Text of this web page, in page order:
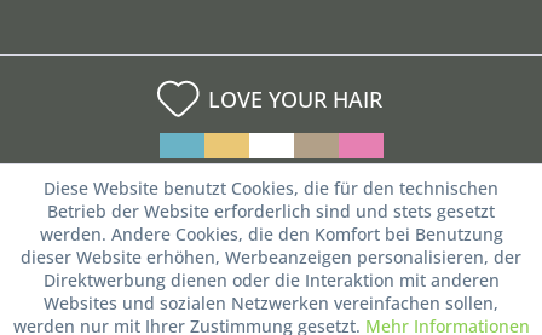
LOVE YOUR HAIR
Diese Website benutzt Cookies, die für den technischen
Betrieb der Website erforderlich sind und stets gesetzt
werden. Andere Cookies, die den Komfort bei Benutzung
dieser Website erhöhen, Werbeanzeigen personalisieren, der
Direktwerbung dienen oder die Interaktion mit anderen
Websites und sozialen Netzwerken vereinfachen sollen,
werden nur mit Ihrer Zustimmung gesetzt. Mehr Informationen